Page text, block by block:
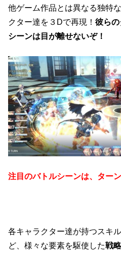
他ゲーム作品とは異なる独特
クター達を３Dで再現！彼ら
シーンは目が離せないぞ！
注目のバトルシーンは、ター
各キャラクター達が持つスキ
ど、様々な要素を駆使した戦